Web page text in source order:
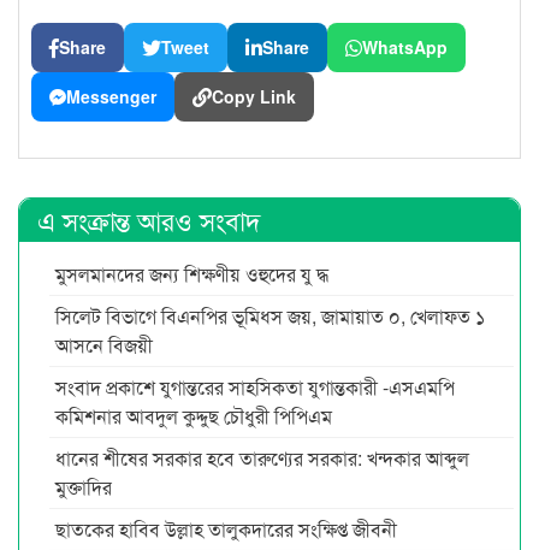
Share Tweet Share WhatsApp
Messenger Copy Link
এ সংক্রান্ত আরও সংবাদ
মুসলমানদের জন্য শিক্ষণীয় ওহুদের যু দ্ধ
সিলেট বিভাগে বিএনপির ভূমিধস জয়, জামায়াত ০, খেলাফত ১
আসনে বিজয়ী
সংবাদ প্রকাশে যুগান্তরের সাহসিকতা যুগান্তকারী -এসএমপি
কমিশনার আবদুল কুদ্দুছ চৌধুরী পিপিএম
ধানের শীষের সরকার হবে তারুণ্যের সরকার: খন্দকার আব্দুল
মুক্তাদির
ছাতকের হাবিব উল্লাহ তালুকদারের সংক্ষিপ্ত জীবনী